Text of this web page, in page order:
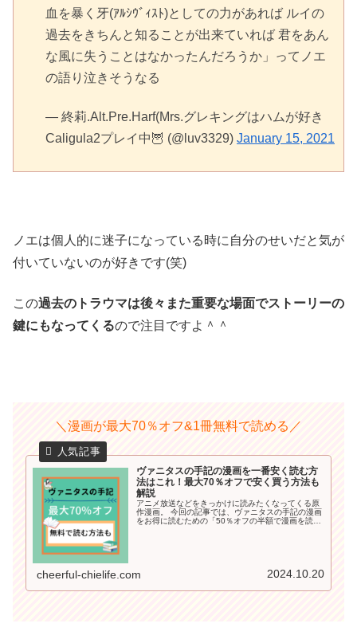
血を暴く牙(ｱﾙｼｳﾞｨｽﾄ)としての力があれば ルイの
過去をきちんと知ることが出来ていれば 君をあん
な風に失うことはなかったんだろうか」ってノエ
の語り泣きそうなる
— 終莉.Alt.Pre.Harf(Mrs.グレキングはハムが好き
Caligula2プレイ中🦉 (@luv3329) January 15, 2021
ノエは個人的に迷子になっている時に自分のせいだと気が
付いていないのが好きです(笑)
この過去のトラウマは後々また重要な場面でストーリーの
鍵にもなってくるので注目ですよ＾＾
＼漫画が最大70％オフ&1冊無料で読める／
ヴァニタスの手記の漫画を一番安く読む方
法はこれ！最大70％オフで安く買う方法も
解説
アニメ放送などをきっかけに読みたくなってくる原
作漫画。 今回の記事では、ヴァニタスの手記の漫画
をお得に読むための「50％オフの半額で漫画を読む
cheerful-chielife.com 2024.10.20